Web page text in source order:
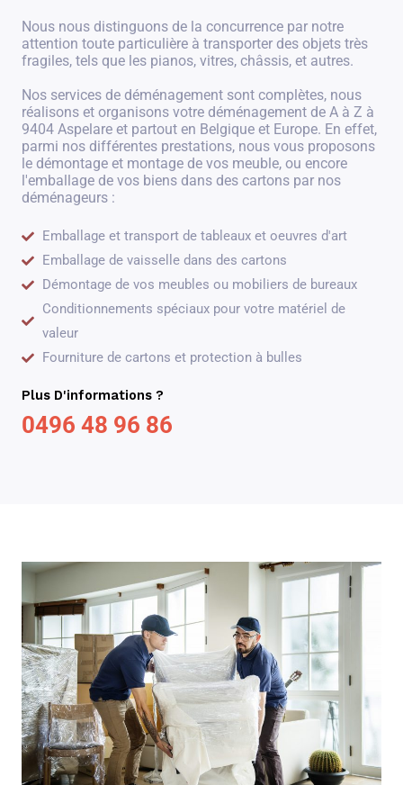
Nous nous distinguons de la concurrence par notre
attention toute particulière à transporter des objets très
fragiles, tels que les pianos, vitres, châssis, et autres.
Nos services de déménagement sont complètes, nous
réalisons et organisons votre déménagement de A à Z à
9404 Aspelare et partout en Belgique et Europe. En effet,
parmi nos différentes prestations, nous vous proposons
le démontage et montage de vos meuble, ou encore
l'emballage de vos biens dans des cartons par nos
déménageurs :
Emballage et transport de tableaux et oeuvres d'art
Emballage de vaisselle dans des cartons
Démontage de vos meubles ou mobiliers de bureaux
Conditionnements spéciaux pour votre matériel de
valeur
Fourniture de cartons et protection à bulles
Plus D'informations ?
0496 48 96 86